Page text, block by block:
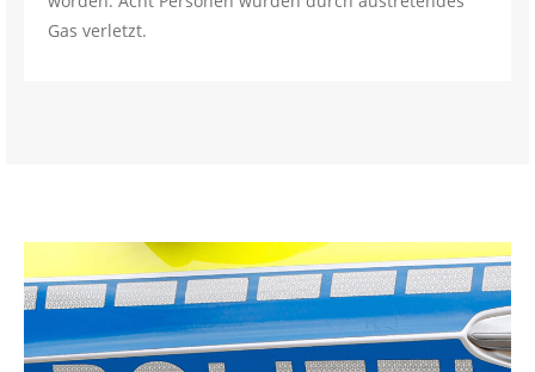
Gas verletzt.